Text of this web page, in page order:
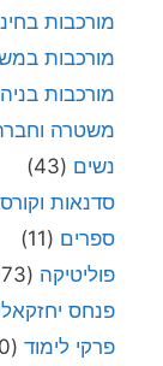
מורכבות
מורכבות
מורכבות
משטרה
נשים (43)
סדנאות
ספרים (11)
פוליטיקה (1,073)
פנחס
פרקי לימוד (90)